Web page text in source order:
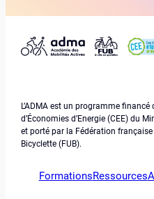
L’ADMA est un programme
d’Économies d’Energie (CEE) du
et porté par la Fédération
Bicyclette (FUB).
FormationsRessources